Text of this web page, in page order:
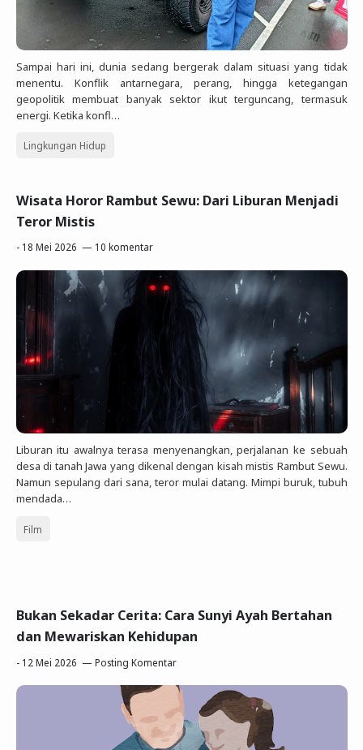
Sampai hari ini, dunia sedang bergerak dalam situasi yang tidak
menentu. Konflik antarnegara, perang, hingga ketegangan
geopolitik membuat banyak sektor ikut terguncang, termasuk
energi. Ketika konfl…
Lingkungan Hidup
Wisata Horor Rambut Sewu: Dari Liburan Menjadi
Teror Mistis
- 18 Mei 2026 10 komentar
Liburan itu awalnya terasa menyenangkan, perjalanan ke sebuah
desa di tanah Jawa yang dikenal dengan kisah mistis Rambut Sewu.
Namun sepulang dari sana, teror mulai datang. Mimpi buruk, tubuh
mendada…
Film
Bukan Sekadar Cerita: Cara Sunyi Ayah Bertahan
dan Mewariskan Kehidupan
- 12 Mei 2026 Posting Komentar